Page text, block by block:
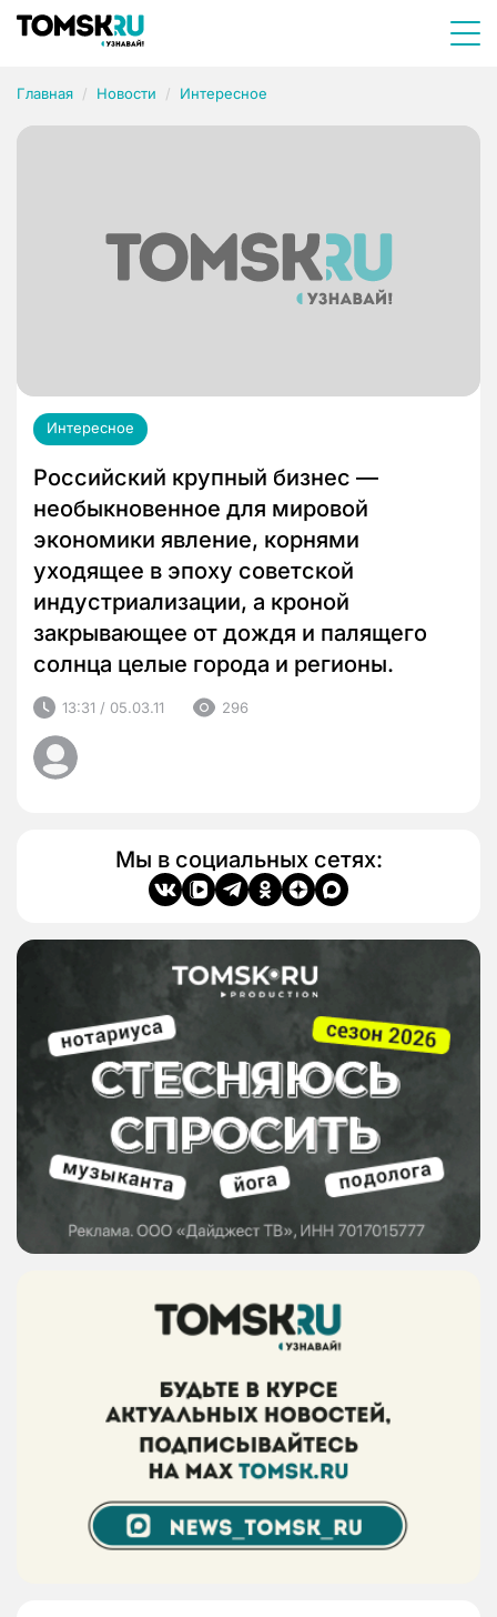
Главная Новости Интересное
Интересное
Российский крупный бизнес —
необыкновенное для мировой
экономики явление, корнями
уходящее в эпоху советской
индустриализации, а кроной
закрывающее от дождя и палящего
солнца целые города и регионы.
13:31 / 05.03.11 296
Мы в социальных сетях: